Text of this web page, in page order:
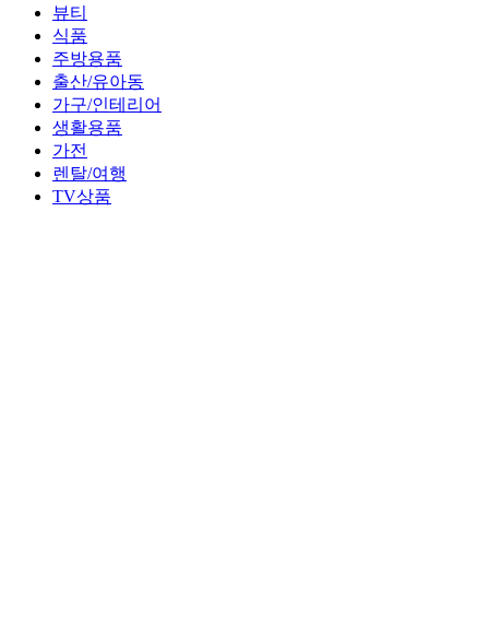
뷰티
식품
주방용품
출산/유아동
가구/인테리어
생활용품
가전
렌탈/여행
TV상품